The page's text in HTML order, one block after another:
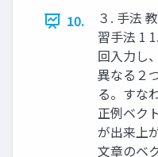
10.
３. 手法
習手法 1
回入力し
異なる２
る。すな
正例ベク
が出来上
文章のベ